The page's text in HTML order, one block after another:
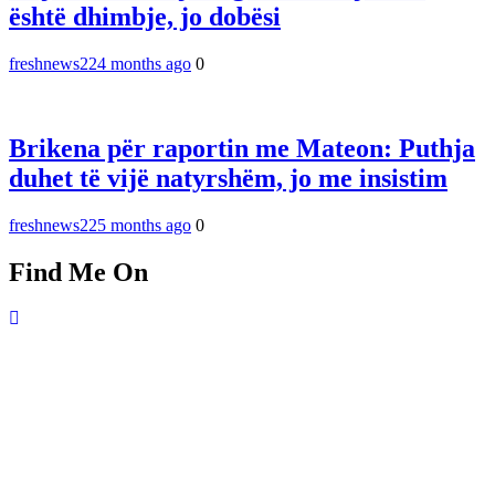
është dhimbje, jo dobësi
freshnews224 months ago 0
Brikena për raportin me Mateon: Puthja
duhet të vijë natyrshëm, jo me insistim
freshnews225 months ago 0
Find Me On